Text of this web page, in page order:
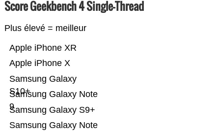
Score Geekbench 4 Single-Thread
Plus élevé = meilleur
Samsung Galaxy Note
Samsung Galaxy S9+
Samsung Galaxy Note
9
Samsung Galaxy
S10+
Apple iPhone X
Apple iPhone XR